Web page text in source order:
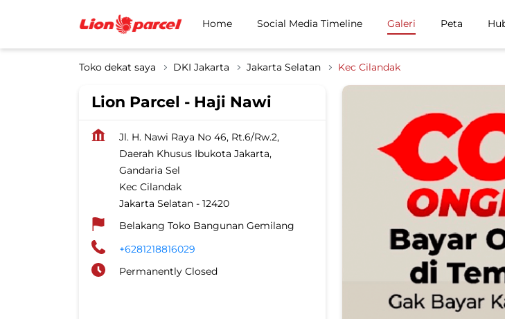
Home Social Media Timeline Galeri Peta
Toko dekat saya DKI Jakarta Jakarta Selatan Kec Cilandak
Lion Parcel - Haji Nawi
Jl. H. Nawi Raya No 46, Rt.6/Rw.2,
Daerah Khusus Ibukota Jakarta,
Gandaria Sel
Kec Cilandak
Jakarta Selatan - 12420
Belakang Toko Bangunan Gemilang
+6281218816029
Permanently Closed